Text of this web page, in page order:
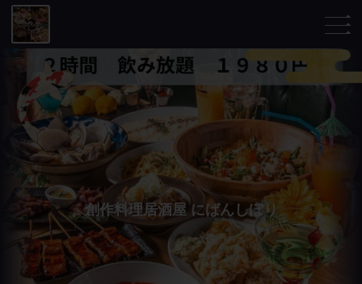
創作料理居酒屋 にばんしぼり